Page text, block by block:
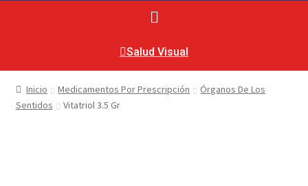
Salud Visual
Inicio Medicamentos Por Prescripción
Órganos De Los
Sentidos
Vitatriol 3.5 Gr